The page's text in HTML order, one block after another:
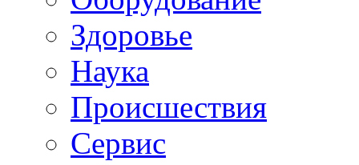
Здоровье
Наука
Происшествия
Сервис